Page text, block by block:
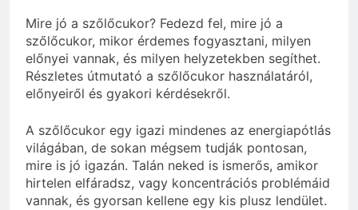
Mire jó a szőlőcukor? Fedezd fel, mire jó a
szőlőcukor, mikor érdemes fogyasztani, milyen
előnyei vannak, és milyen helyzetekben segíthet.
Részletes útmutató a szőlőcukor használatáról,
előnyeiről és gyakori kérdésekről.
A szőlőcukor egy igazi mindenes az energiapótlás
világában, de sokan mégsem tudják pontosan,
mire is jó igazán. Talán neked is ismerős, amikor
hirtelen elfáradsz, vagy koncentrációs problémáid
vannak, és gyorsan kellene egy kis plusz lendület.